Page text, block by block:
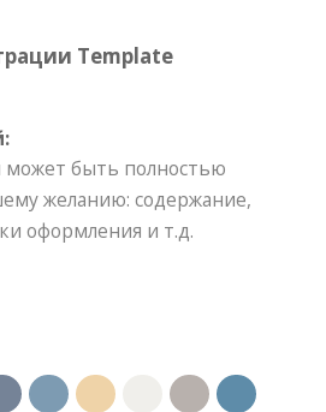
Template
может быть полностью
желанию: содержание,
оформления и т.д.